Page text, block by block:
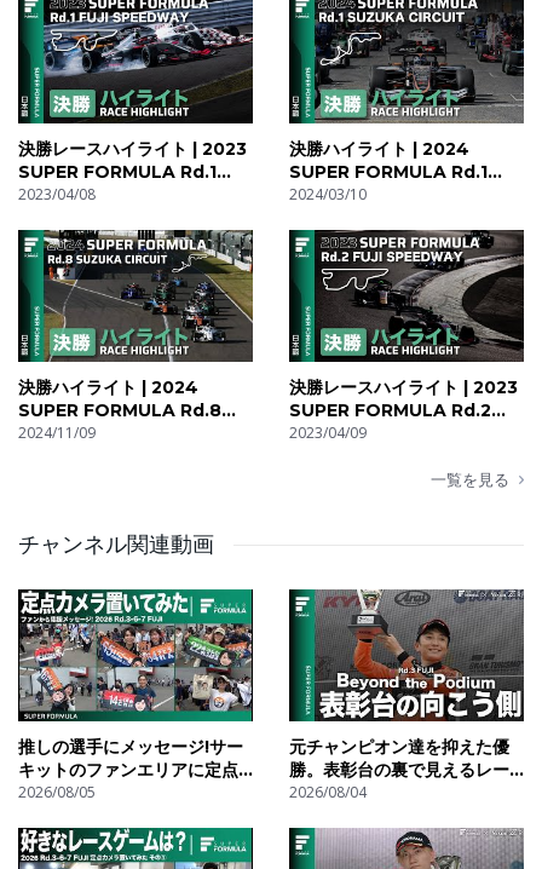
▷スーパーフォーミュラオフィシャルアドバイザー
土屋 武士：https://twitter.com/TsuchiyaTakeshi
▷オフィシャルアンバサダーSNS
三浦 愛：https://twitter.com/ai1124m
笠原 美香：https://twitter.com/mikan419
近藤 みやび：https://twitter.com/miyabi_kondo
沢口愛華：https://twitter.com/sawa_aika827
▷オフィシャルレポーター
英美里：https://twitter.com/semichan524
instagram :
https://www.instagram.com/superformula_official/
Facebook :
https://www.facebook.com/superformula.officia
決勝レースハイライト | 2023
SUPER FORMULA Rd.1
FUJI
2023/04/08
決勝ハイライト | 2024
SUPER FORMULA Rd.1
SUZUKA
2024/03/10
決勝ハイライト | 2024
SUPER FORMULA Rd.8
SUZUKA CIRCUIT
2024/11/09
決勝レースハイライト | 2023
SUPER FORMULA Rd.2
FUJI
2023/04/09
一覧を見る
チャンネル関連動画
推しの選手にメッセージ!サー
キットのファンエリアに定点
カメラを置いてみた![Rd.3-6-
2026/08/05
元チャンピオン達を抑えた優
勝。表彰台の裏で見えるレー
シングドライバーの素顔
Rd.3 FUJI]
2026/08/04